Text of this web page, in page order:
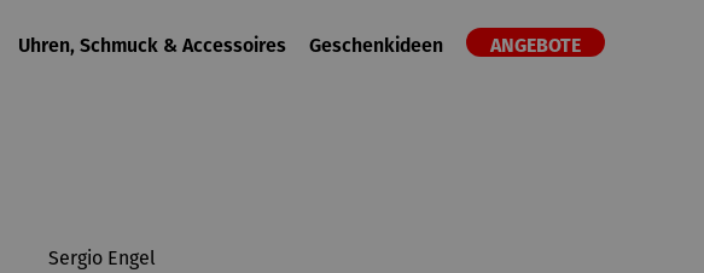
Uhren, Schmuck & Accessoires Geschenkideen ANGEBOTE
Sergio Engel